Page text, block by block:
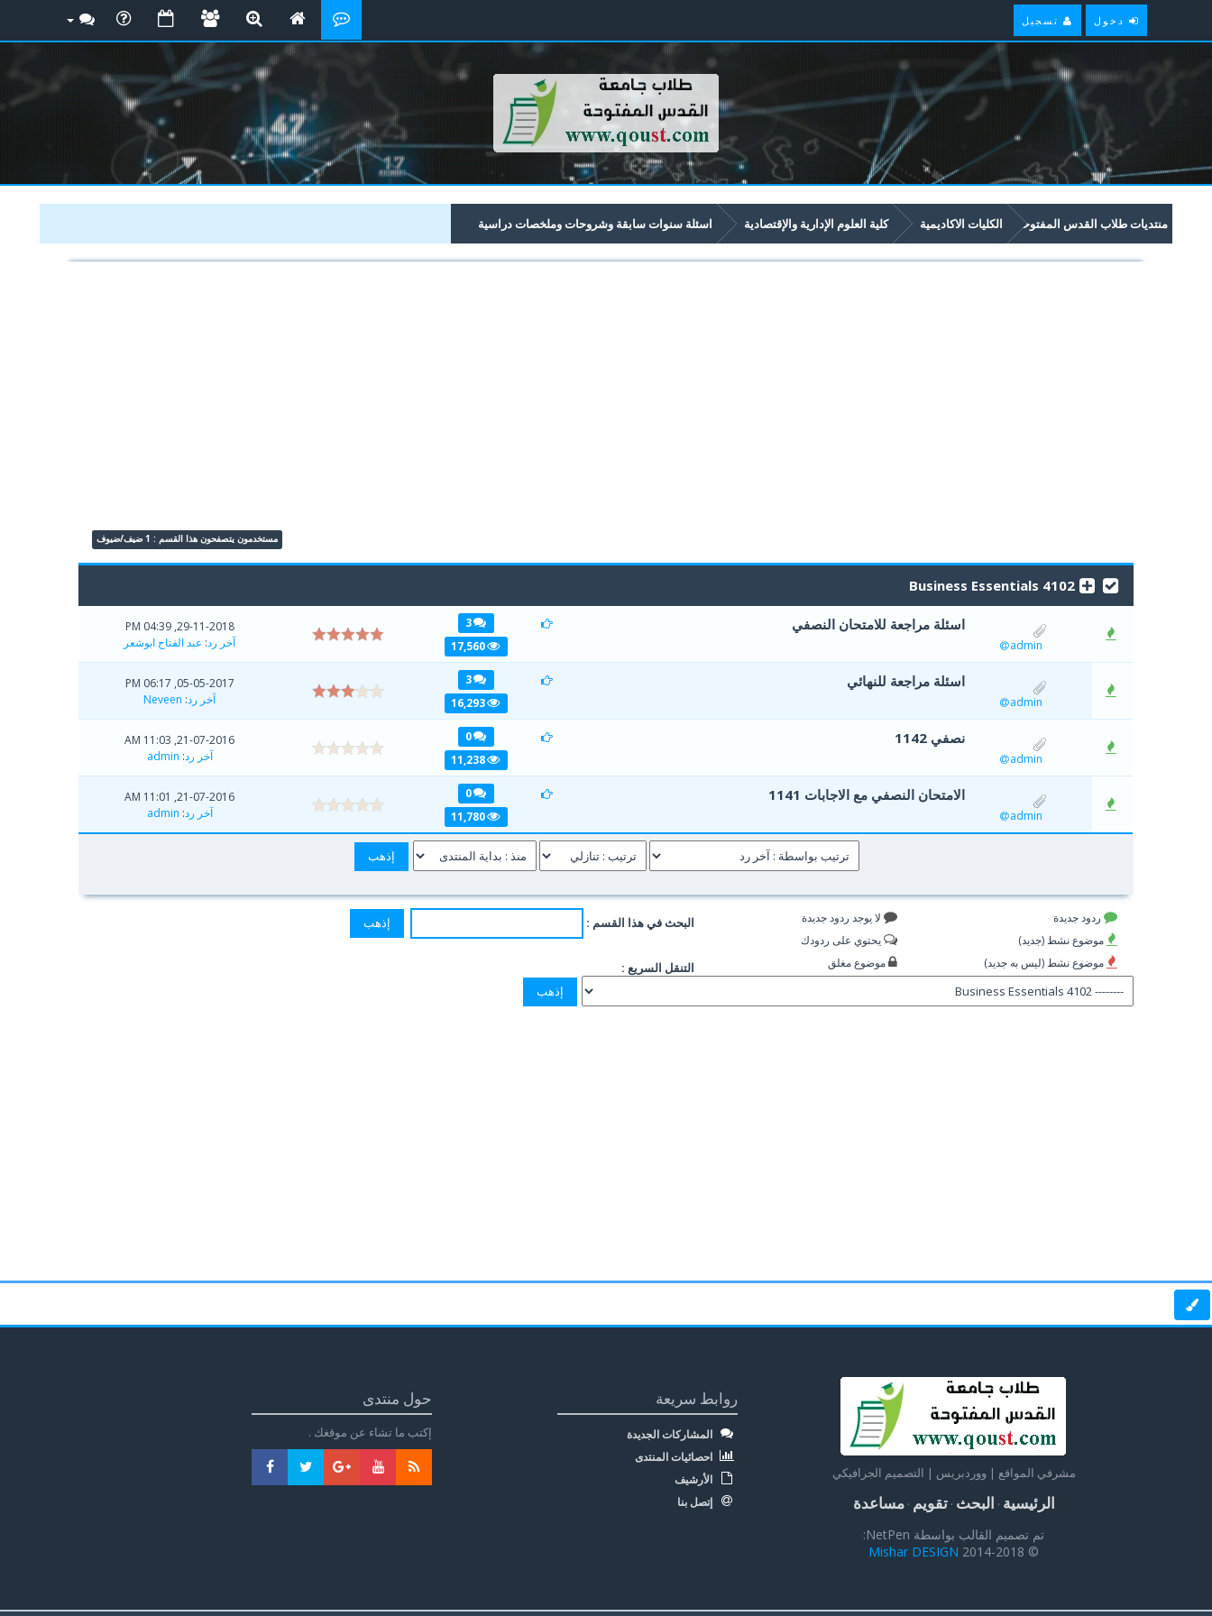
دخول تسجيل
منتديات طلاب القدس المفتوحة الكليات الاكاديمية كلية العلوم الإدارية والإقتصادية اسئلة سنوات سابقة وشروحات وملخصات دراسية
امتحانات سابقة وملخصات لمواد مستوى سنة أولى في برنامج العلوم الادارية والاقتصادية تبدأ برقم 41xx 4102 Business Essentials
مستخدمون يتصفحون هذا القسم : 1 ضيف/ضيوف
4102 Business Essentials
اسئلة مراجعة للامتحان النصفي
admin
3
17,560
1 أصوات - 5 من معدل 5 أصوات 45
29-11-2018, 04:39 PM
آخر رد: عبد الفتاح ابوشعر
اسئلة مراجعة للنهائي
admin
3
16,293
2 أصوات - 2.5 من معدل 5 أصوات
05-05-2017, 06:17 PM
آخر رد:
Neveen
نصفي 1142
admin
0
11,238
21-07-2016, 11:03 AM
آخر رد:
admin
الامتحان النصفي مع الاجابات 1141
admin
0
11,780
0 أصوات - 0 من معدل 5 أصوات 123 4 5
21-07-2016, 11:01 AM
آخر رد:
admin
ردود جديدة
موضوع نشط (جديد)
موضوع نشط (ليس به جديد)
لا يوجد ردود جديدة
يحتوي على ردودك
موضوع مغلق
البحث في هذا القسم :
التنقل السريع :
مشرفي المواقع | ووردبريس | التصميم الجرافيكي
الرئيسية · البحث ·تقويم ·مساعدة
تم تصميم القالب بواسطة NetPen:
© 2014-2018
روابط سريعة
المشاركات الجديدة
احصائيات المنتدى
الأرشيف
إتصل بنا
حول منتدى
إكتب ما تشاء عن موقغك .